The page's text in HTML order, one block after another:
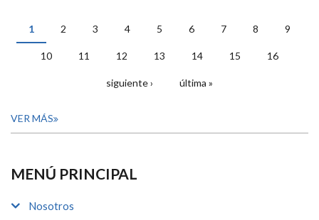
PÁGINAS
1 2 3 4 5 6 7 8 9
10 11 12 13 14 15 16
siguiente › última »
VER MÁS
MENÚ PRINCIPAL
Nosotros